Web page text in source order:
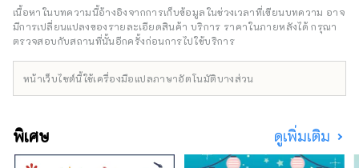
อวกาศ ห้องอาบน้ำส่วนตัวที่คุณสามารถ
เพลิดเพลินไปพร้อมกับสัมผัสธรรมชาติ พื้นที่ที่มีเตา
ฟืนเพื่อให้ร่างกายและจิตใจอบอุ่น ตกแต่งด้วย
8 นาทีจากสถานีเซบุจิจิบุ ที่พักไม่รวมอาหารและ
เนื้อหาในบทความนี้อ้างอิงจากการเก็บข้อมูลในช่วงเวลาที่เขียนบทความ อาจ
มีการเปลี่ยนแปลงของรายละเอียดสินค้า บริการ ราคาในภายหลังได้ กรุณา
ตรวจสอบกับสถานที่นั้นอีกครั้งก่อนการไปใช้บริการ
หน้าเว็บไซต์นี้ใช้เครื่องมือแปลภาษาอัตโนมัติบางส่วน
พิเศษ ดูเพิ่มเติม